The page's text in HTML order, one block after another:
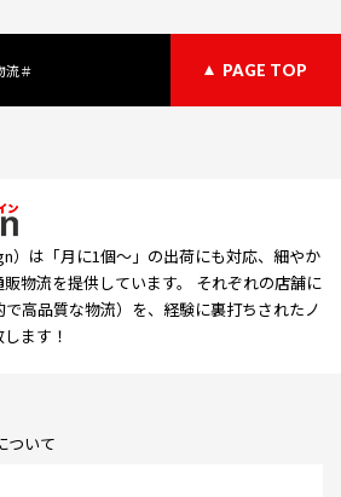
流＃ PAGE TOP
）は「⽉に1個〜」の出荷にも対応、細やか
物流を提供しています。 それぞれの店舗に
高品質な物流）を、経験に裏打ちされたノ
ます！
ついて